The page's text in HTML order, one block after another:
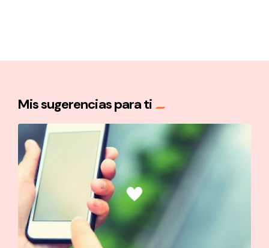
Mis sugerencias para ti